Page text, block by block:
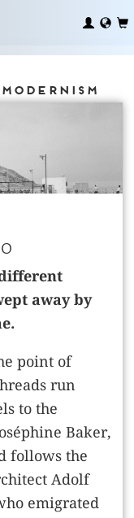
away by
point of
run
to the
Baker,
follows the
Adolf
emigrated